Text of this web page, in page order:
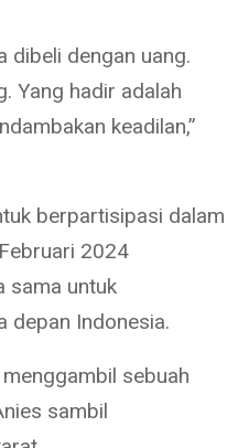
dibeli dengan uang.
Yang hadir adalah
keadilan,”
berpartisipasi dalam
2024
sama untuk
depan Indonesia.
sebuah
sambil